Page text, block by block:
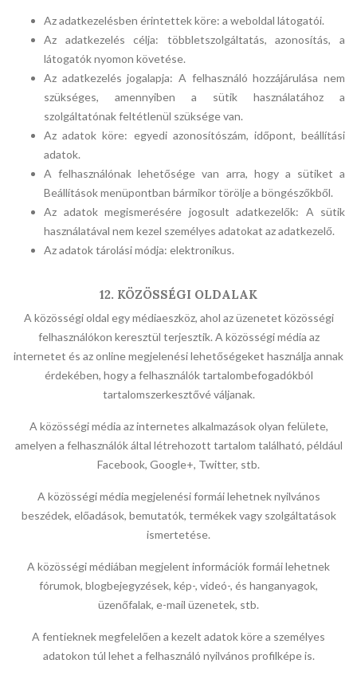
Az adatkezelésben érintettek köre: a weboldal látogatói.
Az adatkezelés célja: többletszolgáltatás, azonosítás, a
látogatók nyomon követése.
Az adatkezelés jogalapja: A felhasználó hozzájárulása nem
szükséges, amennyiben a sütik használatához a
szolgáltatónak feltétlenül szüksége van.
Az adatok köre: egyedi azonosítószám, időpont, beállítási
adatok.
A felhasználónak lehetősége van arra, hogy a sütiket a
Beállítások menüpontban bármikor törölje a böngészőkből.
Az adatok megismerésére jogosult adatkezelők: A sütik
használatával nem kezel személyes adatokat az adatkezelő.
Az adatok tárolási módja: elektronikus.
12. KÖZÖSSÉGI OLDALAK
A közösségi oldal egy médiaeszköz, ahol az üzenetet közösségi
felhasználókon keresztül terjesztik. A közösségi média az
internetet és az online megjelenési lehetőségeket használja annak
érdekében, hogy a felhasználók tartalombefogadókból
tartalomszerkesztővé váljanak.
A közösségi média az internetes alkalmazások olyan felülete,
amelyen a felhasználók által létrehozott tartalom található, például
Facebook, Google+, Twitter, stb.
A közösségi média megjelenési formái lehetnek nyilvános
beszédek, előadások, bemutatók, termékek vagy szolgáltatások
ismertetése.
A közösségi médiában megjelent információk formái lehetnek
fórumok, blogbejegyzések, kép-, videó-, és hanganyagok,
üzenőfalak, e-mail üzenetek, stb.
A fentieknek megfelelően a kezelt adatok köre a személyes
adatokon túl lehet a felhasználó nyilvános profilképe is.